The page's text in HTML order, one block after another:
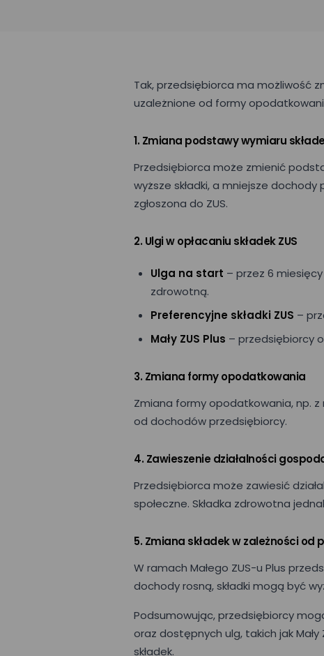
Tak, przedsiębiorca ma możliwość
uzależnione od formy
1. Zmiana podstawy wymiaru
Przedsiębiorca może zmienić
wyższe składki, a mniejsze
zgłoszona do ZUS.
2. Ulgi w opłacaniu składek ZUS
Ulga na start – przez 6
zdrowotną.
Preferencyjne składki ZUS –
Mały ZUS Plus – przedsiębiorcy
3. Zmiana formy opodatkowania
Zmiana formy opodatkowania, np. z
od dochodów przedsiębiorcy.
4. Zawieszenie działalności
Przedsiębiorca może zawiesić
społeczne. Składka zdrowotna
5. Zmiana składek w zależności od
W ramach Małego ZUS-u Plus
dochody rosną, składki mogą być
Podsumowując, przedsiębiorcy
oraz dostępnych ulg, takich jak
składek.